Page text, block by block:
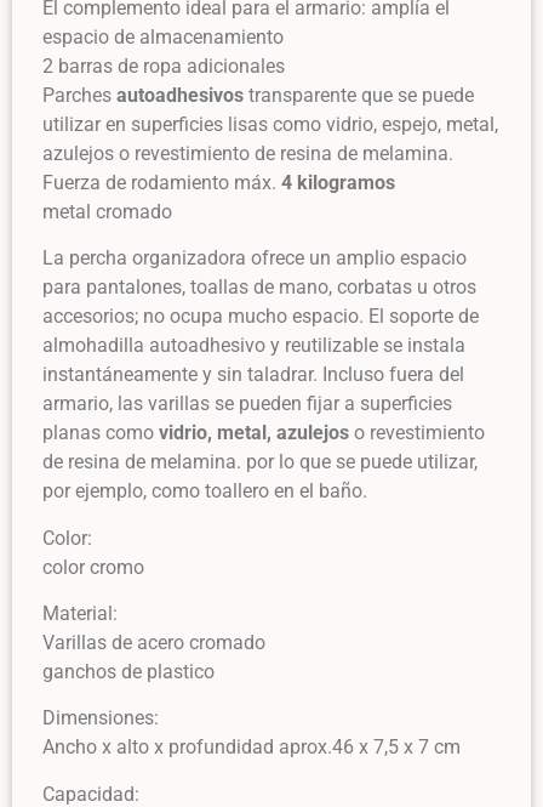
El complemento ideal para el armario: amplía el
espacio de almacenamiento
2 barras de ropa adicionales
Parches autoadhesivos transparente que se puede
utilizar en superficies lisas como vidrio, espejo, metal,
azulejos o revestimiento de resina de melamina.
Fuerza de rodamiento máx. 4 kilogramos
metal cromado
La percha organizadora ofrece un amplio espacio
para pantalones, toallas de mano, corbatas u otros
accesorios; no ocupa mucho espacio. El soporte de
almohadilla autoadhesivo y reutilizable se instala
instantáneamente y sin taladrar. Incluso fuera del
armario, las varillas se pueden fijar a superficies
planas como vidrio, metal, azulejos o revestimiento
de resina de melamina. por lo que se puede utilizar,
por ejemplo, como toallero en el baño.
Color:
color cromo
Material:
Varillas de acero cromado
ganchos de plastico
Dimensiones:
Ancho x alto x profundidad aprox.46 x 7,5 x 7 cm
Capacidad: